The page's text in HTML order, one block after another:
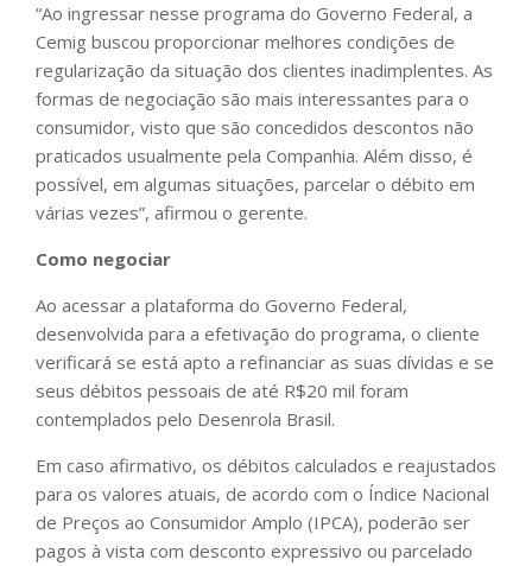
“Ao ingressar nesse programa do Governo Federal, a
Cemig buscou proporcionar melhores condições de
regularização da situação dos clientes inadimplentes. As
formas de negociação são mais interessantes para o
consumidor, visto que são concedidos descontos não
praticados usualmente pela Companhia. Além disso, é
possível, em algumas situações, parcelar o débito em
várias vezes”, afirmou o gerente.
Como negociar
Ao acessar a plataforma do Governo Federal,
desenvolvida para a efetivação do programa, o cliente
verificará se está apto a refinanciar as suas dívidas e se
seus débitos pessoais de até R$20 mil foram
contemplados pelo Desenrola Brasil.
Em caso afirmativo, os débitos calculados e reajustados
para os valores atuais, de acordo com o Índice Nacional
de Preços ao Consumidor Amplo (IPCA), poderão ser
pagos à vista com desconto expressivo ou parcelado